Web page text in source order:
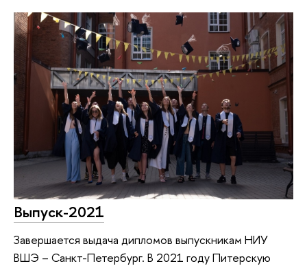
Выпуск-2021
Завершается выдача дипломов выпускникам НИУ
ВШЭ – Санкт-Петербург. В 2021 году Питерскую